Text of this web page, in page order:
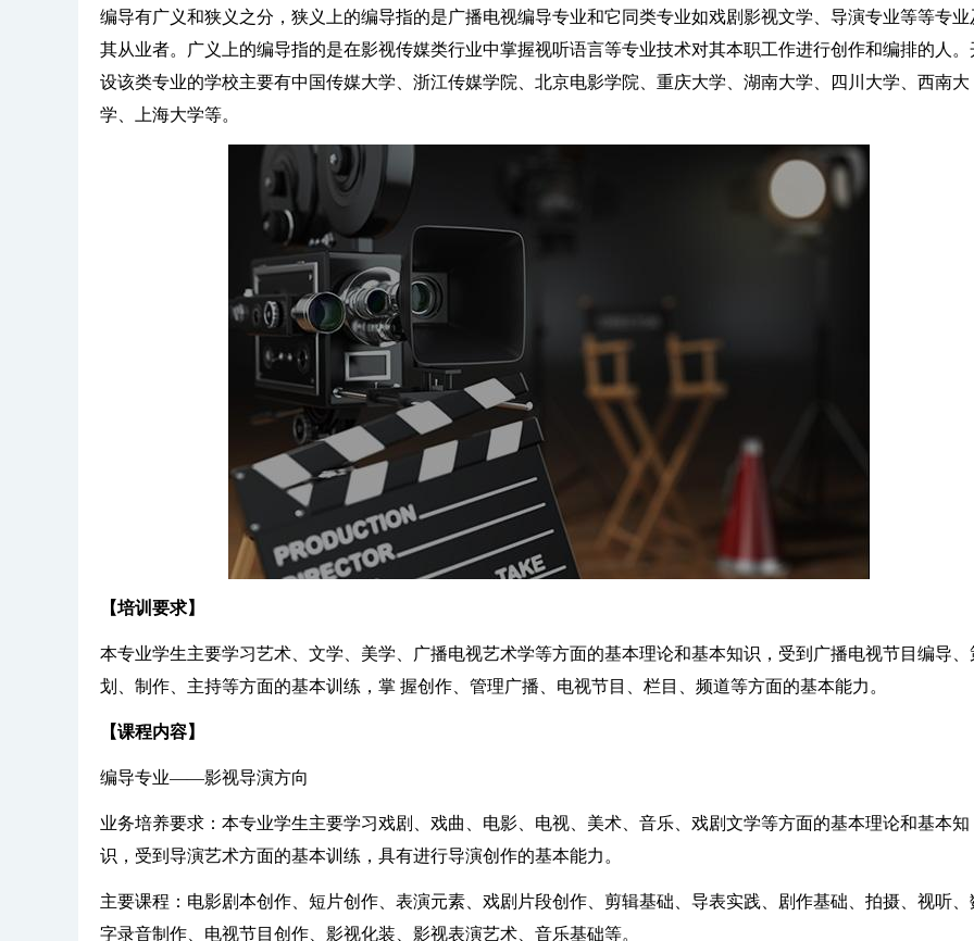
编导有广义和狭义之分，狭义上的编导指的是广播电视编导专业和它同类专业如戏剧影视文学、导演专业等等专业
其从业者。广义上的编导指的是在影视传媒类行业中掌握视听语言等专业技术对其本职工作进行创作和编排的人。
设该类专业的学校主要有中国传媒大学、浙江传媒学院、北京电影学院、重庆大学、湖南大学、四川大学、西南大
学、上海大学等。
【培训要求】
本专业学生主要学习艺术、文学、美学、广播电视艺术学等方面的基本理论和基本知识，受到广播电视节目编导、
划、制作、主持等方面的基本训练，掌 握创作、管理广播、电视节目、栏目、频道等方面的基本能力。
【课程内容】
编导专业——影视导演方向
业务培养要求：本专业学生主要学习戏剧、戏曲、电影、电视、美术、音乐、戏剧文学等方面的基本理论和基本知
识，受到导演艺术方面的基本训练，具有进行导演创作的基本能力。
主要课程：电影剧本创作、短片创作、表演元素、戏剧片段创作、剪辑基础、导表实践、剧作基础、拍摄、视听、
字录音制作、电视节目创作、影视化装、影视表演艺术、音乐基础等。